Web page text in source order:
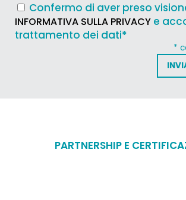
Confermo di aver preso
INFORMATIVA SULLA PRIVACY e
trattamento dei dati*
*
PARTNERSHIP E